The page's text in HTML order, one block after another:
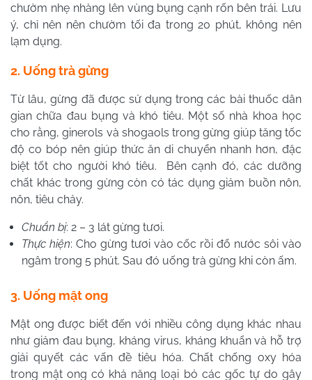
chườm nhẹ nhàng lên vùng bụng cạnh rốn bên trái. Lưu
ý, chỉ nên nên chườm tối đa trong 20 phút, không nên
lạm dụng.
2. Uống trà gừng
Từ lâu, gừng đã được sử dụng trong các bài thuốc dân
gian chữa đau bụng và khó tiêu. Một số nhà khoa học
cho rằng, ginerols và shogaols trong gừng giúp tăng tốc
độ co bóp nên giúp thức ăn di chuyển nhanh hơn, đặc
biệt tốt cho người khó tiêu. Bên cạnh đó, các dưỡng
chất khác trong gừng còn có tác dụng giảm buồn nôn,
nôn, tiêu chảy.
Chuẩn bị: 2 – 3 lát gừng tươi.
Thực hiện: Cho gừng tươi vào cốc rồi đổ nước sôi vào
ngâm trong 5 phút. Sau đó uống trà gừng khi còn ấm.
3. Uống mật ong
Mật ong được biết đến với nhiều công dụng khác nhau
như giảm đau bụng, kháng virus, kháng khuẩn và hỗ trợ
giải quyết các vấn đề tiêu hóa. Chất chống oxy hóa
trong mật ong có khả năng loại bỏ các gốc tự do gây